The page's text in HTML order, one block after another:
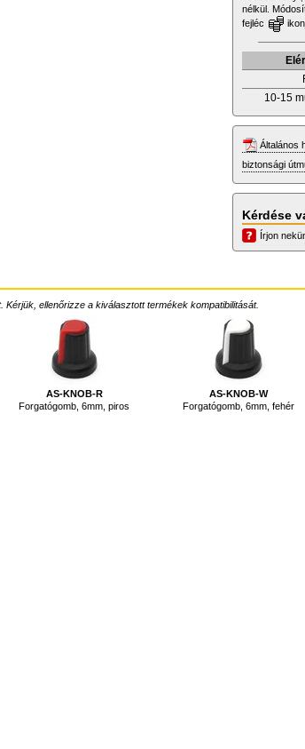
nélkül.
fejléc
10-15
Általános
biztonsági
Kérdése
Írjon
ellenőrizze a kiválasztott termékek kompatibilitását.
AS-KNOB-R
Forgatógomb, 6mm, piros
AS-KNOB-W
Forgatógomb, 6mm, fehér